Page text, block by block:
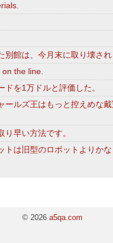
別館は、今月末に取り壊され
the line.
ドを1万ドルと評価した。
ールズ王はもっと控えめな
り早い方法です。
トは旧型のロボットよりかな
© 2026 a5qa.com